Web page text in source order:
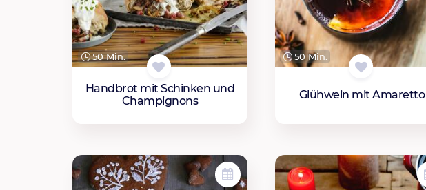
50 Min.
Handbrot mit Schinken und
Champignons
50 Min.
Glühwein mit Amaretto